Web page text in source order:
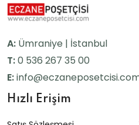
A: Ümraniye | İstanbul
T:0 536 267 35 00
E:
Hızlı Erişim